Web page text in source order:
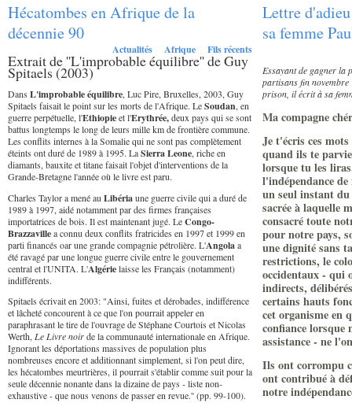
Hécatombes en Afrique de la
décennie 90
Actualités Afrique Fils récents
Extrait de ''L'improbable équilibre'' de Guy
Spitaels (2003)
Dans L'improbable équilibre, Luc Pire, Bruxelles, 2003, Guy
Spitaels faisait le point sur les morts de l'Afrique. LeSoudan, en
guerre perpétuelle, l'Ethiopieet l'Erythrée,deux pays qui se sont
battus longtemps le long de leurs mille km de frontière commune.
Les conflits internes à la Somalie qui ne sont pas complètement
éteints ont duré de 1989 à 1995. LaSierra Leone, riche en
diamants, bauxite et titane faisait l'objet d'interventions de la
Grande-Bretagne l'année où le livre est paru.
Charles Taylor a mené au Libériaune guerre civile qui a duré de
1989 à 1997, aidé notamment par des firmes françaises
importatrices de bois. Il est maintenant jugé. LeCongo-
Brazzavillea connu deux conflits fratricides en 1997 et 1999 en
parti financés oar une grande compagnie pétrolière. L'Angolaa
été ravagé par une longue guerre civile entre le gouvernement
central et l'UNITA. L'Algérielaisse les Français (notamment)
indifférents.
Spitaels écrivait en 2003: "Ainsi, fuites et dérobades, indifférence
et lâcheté concourent à ce que l'on pourrait appeler en
paraphrasant le tire de l'ouvrage de Stéphane Courtois et Nicolas
Werth,Le Livre noirde la communauté internationale en Afrique.
Ignorant les déportations massives de population plus
nombreuses encore et additionnant simplement, si l'on peut dire,
les hécatombes meurtrières, il pourrait s'établir comme suit pour la
seule décennie nonante dans la dizaine de pays - liste non-
exhaustive - que nous venons de passer en revue.'' (pp. 99-100).
Lettre
sa femme
Essayant de gagner la
partisans fin
prison, il écrit à sa
Ma compagne
Je t'écris ces
quand ils te
lorsque tu les
l'indépendance
un seul instant
sacrée à laquelle
consacré toute
pour notre pays,
une dignité sans
restrictions, le
occidentaux - qui
indirects,
certains hauts
cet organisme en
confiance lorsque
assistance - ne
Ils ont corrompu
ont contribué à
notre